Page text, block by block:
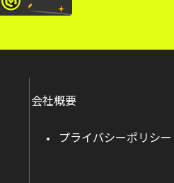
会社概要
プライバシーポリシー